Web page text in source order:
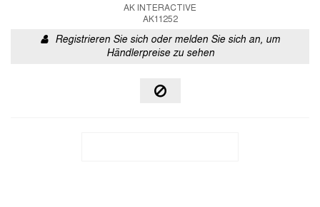
AK INTERACTIVE
AK11252
Registrieren Sie sich oder melden Sie sich an, um
Händlerpreise zu sehen